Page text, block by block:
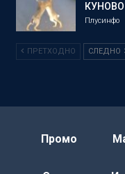
КУНОВО
Плусинфо
ПРЕТХОДНО СЛЕДНО
Промо